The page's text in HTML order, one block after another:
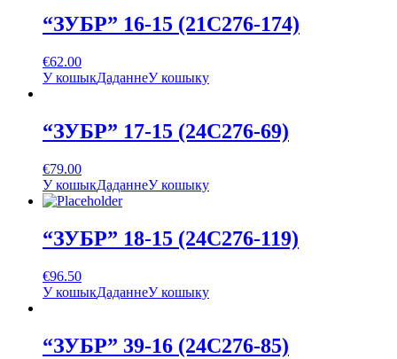
“ЗУБР” 16-15 (21С276-174)
€62.00
У кошыкДаданнеУ кошыку
“ЗУБР” 17-15 (24С276-69)
€79.00
У кошыкДаданнеУ кошыку
“ЗУБР” 18-15 (24С276-119)
€96.50
У кошыкДаданнеУ кошыку
“ЗУБР” 39-16 (24С276-85)